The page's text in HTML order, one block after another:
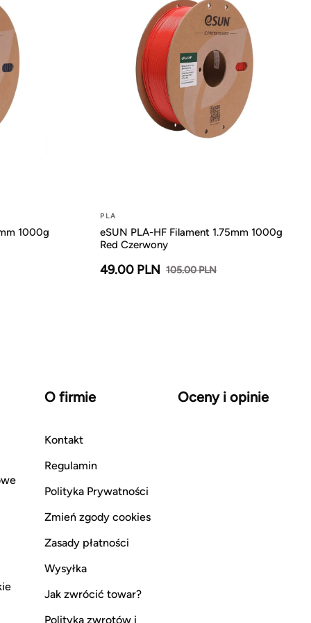
1000g
PLA
eSUN PLA-HF Filament 1.75mm 1000g
Red Czerwony
49.00 PLN 105.00 PLN
O firmie
Kontakt
Regulamin
Polityka Prywatności
Zmień zgody cookies
Zasady płatności
Wysyłka
Jak zwrócić towar?
Polityka zwrotów i
Oceny i opinie